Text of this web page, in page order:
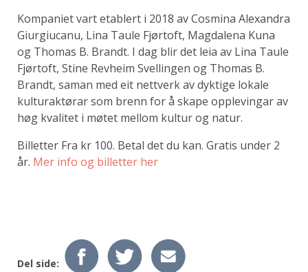
Kompaniet vart etablert i 2018 av Cosmina Alexandra
Giurgiucanu, Lina Taule Fjørtoft, Magdalena Kuna
og Thomas B. Brandt. I dag blir det leia av Lina Taule
Fjørtoft, Stine Revheim Svellingen og Thomas B.
Brandt, saman med eit nettverk av dyktige lokale
kulturaktørar som brenn for å skape opplevingar av
høg kvalitet i møtet mellom kultur og natur.
Billetter Fra kr 100. Betal det du kan. Gratis under 2
år. Mer info og billetter her
Del side: